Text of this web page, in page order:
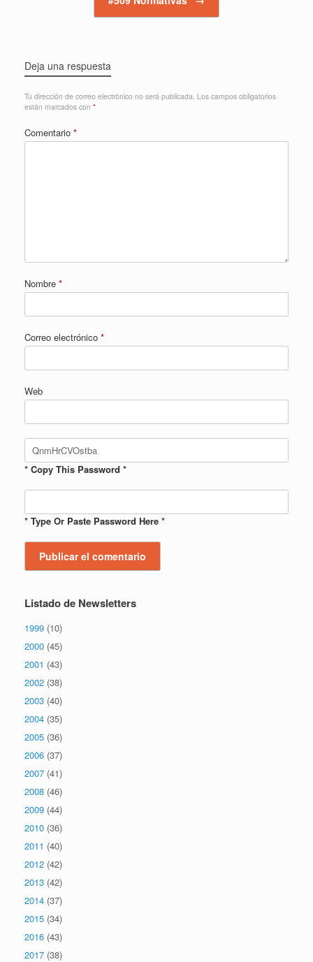
Deja una respuesta
Tu dirección de correo electrónico no será publicada. Los campos obligatorios
están marcados con *
Comentario *
Nombre *
Correo electrónico *
Web
* Copy This Password *
* Type Or Paste Password Here *
Listado de Newsletters
1999 (10)
2000 (45)
2001 (43)
2002 (38)
2003 (40)
2004 (35)
2005 (36)
2006 (37)
2007 (41)
2008 (46)
2009 (44)
2010 (36)
2011 (40)
2012 (42)
2013 (42)
2014 (37)
2015 (34)
2016 (43)
2017 (38)